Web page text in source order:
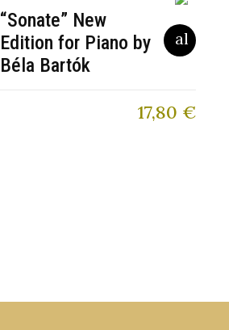
“Sonate” New
Edition for Piano by
Béla Bartók
17,80 €